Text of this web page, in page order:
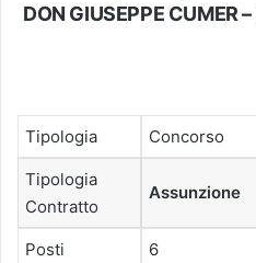
DON GIUSEPPE CUMER
Tipologia Concorso
Tipologia
Contratto
Assunzione
Posti 6